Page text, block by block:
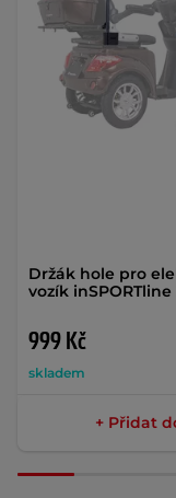
Držák hole pro
vozík inSPORTline
999 Kč
skladem
+ Přidat